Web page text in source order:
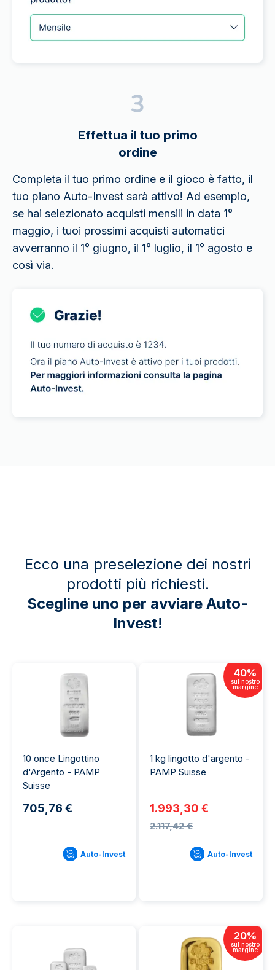
Effettua il tuo primo
ordine
Completa il tuo primo ordine e il gioco è fatto, il
tuo piano Auto-Invest sarà attivo! Ad esempio,
se hai selezionato acquisti mensili in data 1°
maggio, i tuoi prossimi acquisti automatici
avverranno il 1° giugno, il 1° luglio, il 1° agosto e
così via.
Ecco una preselezione dei nostri
prodotti più richiesti.
Scegline uno per avviare Auto-
Invest!
10 once Lingottino
d'Argento - PAMP
Suisse
705,76 €
Auto-Invest
40%
sul nostro
margine
1 kg lingotto d'argento -
PAMP Suisse
1.993,30 €
2.117,42 €
Auto-Invest
20%
sul nostro
margine